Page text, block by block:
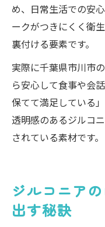
め、日常生活での安
ークがつきにくく衛
裏付ける要素です。
実際に千葉県市川市
ら安心して食事や会
保てて満足している
透明感のあるジルコ
されている素材です。
ジルコニア
出す秘訣